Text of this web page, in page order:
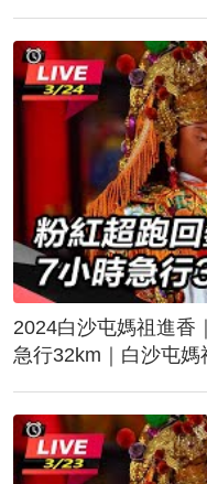
2024白沙屯媽祖進香
急行32km｜白沙屯